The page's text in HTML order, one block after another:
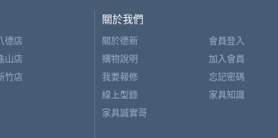
德店
山店
竹店
關於我們
關於德新
購物說明
我要報修
線上型錄
家具誠實哥
會員登入
加入會員
忘記密碼
家具知識